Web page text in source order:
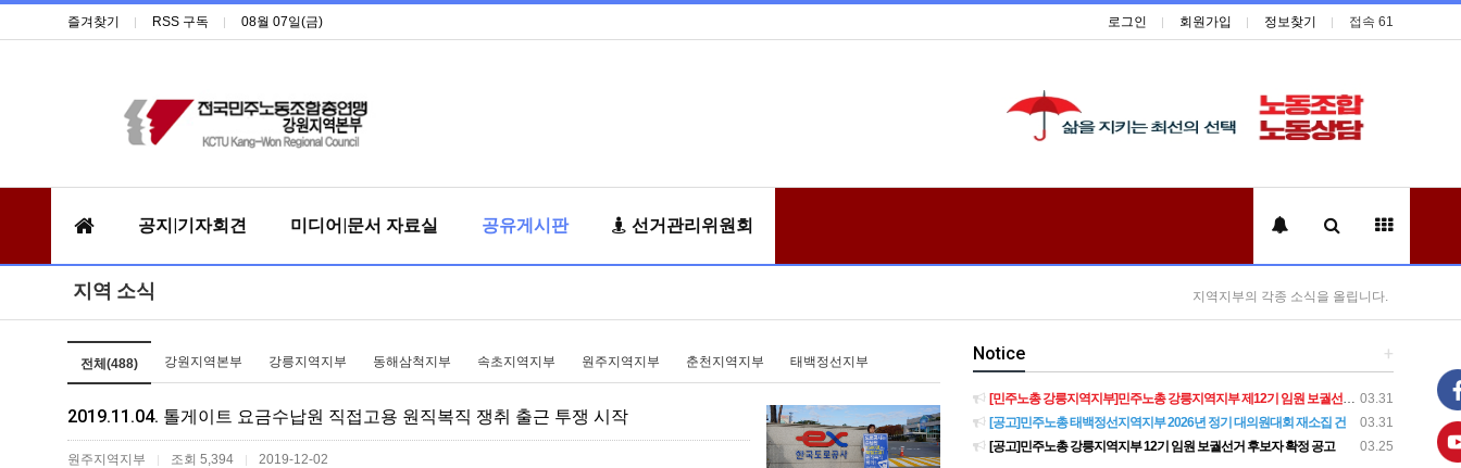
즐겨찾기 RSS 구독 08월 07일(금) 로그인 회원가입 정보찾기 접속 61
공지|기자회견 미디어|문서 자료실 공유게시판 선거관리위원회
지역 소식 지역지부의 각종 소식을 올립니다.
전체(488) 강원지역본부 강릉지역지부 동해삼척지부 속초지역지부 원주지역지부 춘천지역지부 태백정선지부
2019.11.04. 톨게이트 요금수납원 직접고용 원직복직 쟁취 출근 투쟁 시작
원주지역지부 | 조회 5,394 | 2019-12-02
+
Notice
03.31
[민주노총 강릉지역지부]민주노총 강릉지역지부 제12기 임원 보궐선거결과 공고
03.31
[공고]민주노총 태백정선지역지부 2026년 정기 대의원대회 재소집 건
03.25
[공고]민주노총 강릉지역지부 12기 임원 보궐선거 후보자 확정 공고